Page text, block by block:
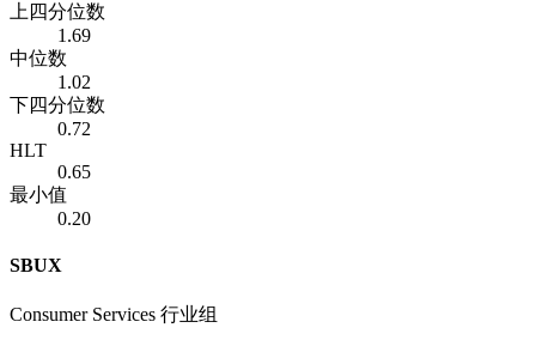
上四分位数
1.69
中位数
1.02
下四分位数
0.72
HLT
0.65
最小值
0.20
SBUX
Consumer Services 行业组